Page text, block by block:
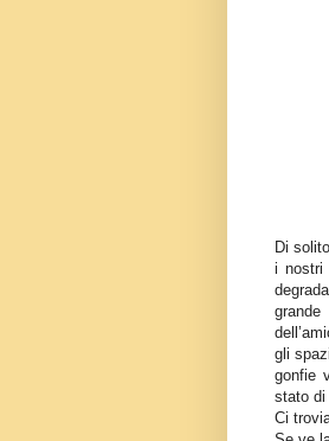
Di
i nostri
gli
gonfie
stato di
Ci